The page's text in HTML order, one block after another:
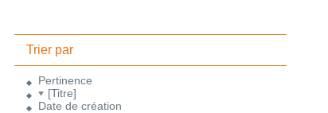
Trier par
Pertinence
[Titre]
Date de création